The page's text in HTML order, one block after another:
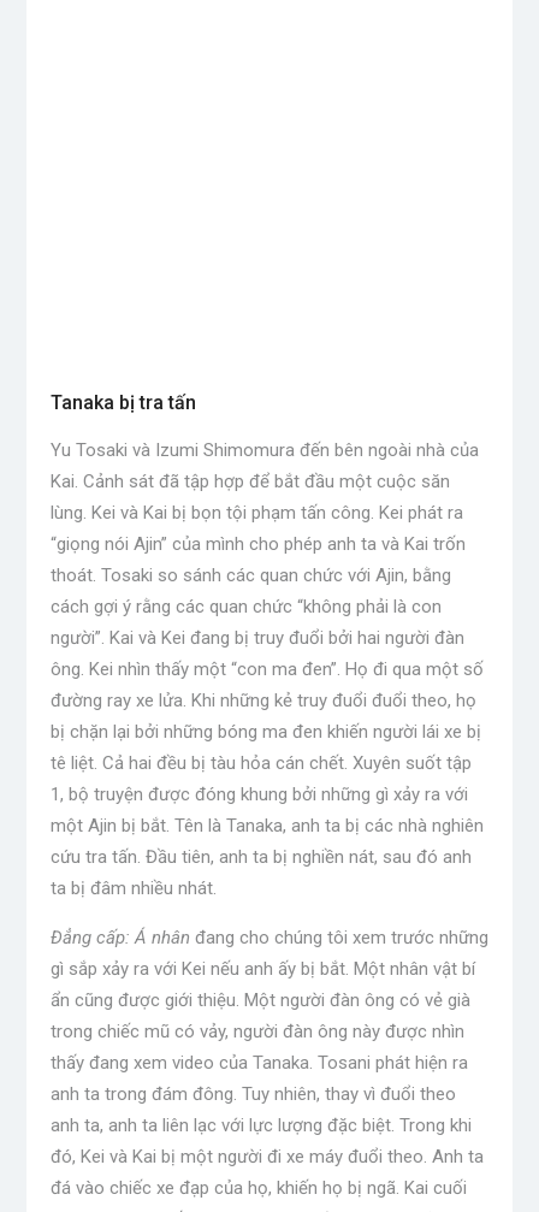
Tanaka bị tra tấn
Yu Tosaki và Izumi Shimomura đến bên ngoài nhà của
Kai. Cảnh sát đã tập hợp để bắt đầu một cuộc săn
lùng. Kei và Kai bị bọn tội phạm tấn công. Kei phát ra
“giọng nói Ajin” của mình cho phép anh ta và Kai trốn
thoát. Tosaki so sánh các quan chức với Ajin, bằng
cách gợi ý rằng các quan chức “không phải là con
người”. Kai và Kei đang bị truy đuổi bởi hai người đàn
ông. Kei nhìn thấy một “con ma đen”. Họ đi qua một số
đường ray xe lửa. Khi những kẻ truy đuổi đuổi theo, họ
bị chặn lại bởi những bóng ma đen khiến người lái xe bị
tê liệt. Cả hai đều bị tàu hỏa cán chết. Xuyên suốt tập
1, bộ truyện được đóng khung bởi những gì xảy ra với
một Ajin bị bắt. Tên là Tanaka, anh ta bị các nhà nghiên
cứu tra tấn. Đầu tiên, anh ta bị nghiền nát, sau đó anh
ta bị đâm nhiều nhát.
Đẳng cấp: Á nhân đang cho chúng tôi xem trước những
gì sắp xảy ra với Kei nếu anh ấy bị bắt. Một nhân vật bí
ẩn cũng được giới thiệu. Một người đàn ông có vẻ già
trong chiếc mũ có vảy, người đàn ông này được nhìn
thấy đang xem video của Tanaka. Tosani phát hiện ra
anh ta trong đám đông. Tuy nhiên, thay vì đuổi theo
anh ta, anh ta liên lạc với lực lượng đặc biệt. Trong khi
đó, Kei và Kai bị một người đi xe máy đuổi theo. Anh ta
đá vào chiếc xe đạp của họ, khiến họ bị ngã. Kai cuối